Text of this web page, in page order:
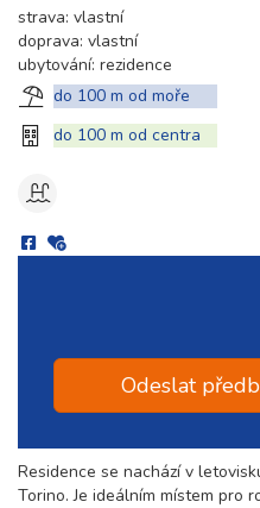
strava: vlastní
doprava: vlastní
ubytování: rezidence
do 100 m od moře
do 100 m od centra
Odeslat
Residence se nachází v
Torino. Je ideálním místem pro